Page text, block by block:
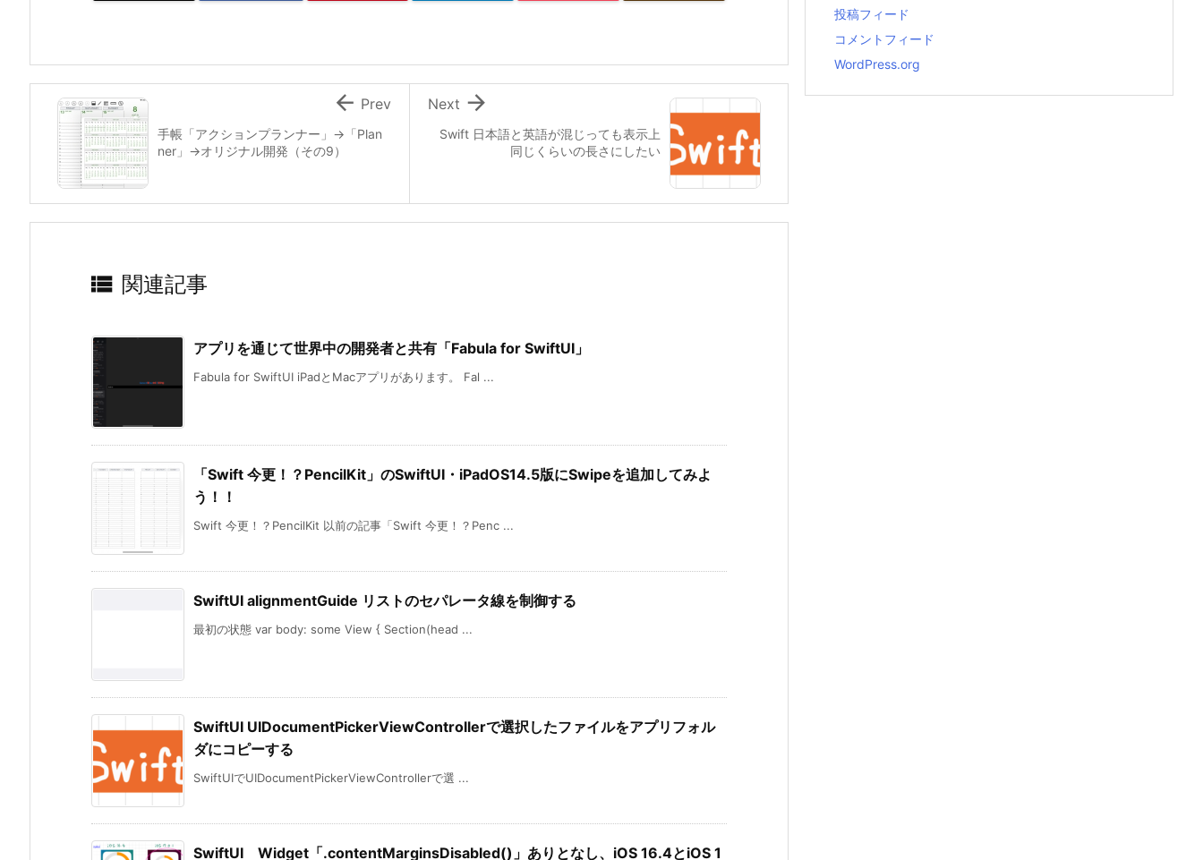
Swift 日本語と英語が混じっても表示上
同じくらいの長さにしたい

Next
手帳「アクションプランナー」→「Plan
ner」→オリジナル開発（その9）
 Prev
 関連記事
アプリを通じて世界中の開発者と共有「Fabula for SwiftUI」
Fabula for SwiftUI iPadとMacアプリがあります。 Fal ...
「Swift 今更！？PencilKit」のSwiftUI・iPadOS14.5版にSwipeを追加してみよ
う！！
Swift 今更！？PencilKit 以前の記事「Swift 今更！？Penc ...
SwiftUI alignmentGuide リストのセパレータ線を制御する
最初の状態 var body: some View { Section(head ...
SwiftUI UIDocumentPickerViewControllerで選択したファイルをアプリフォル
ダにコピーする
SwiftUIでUIDocumentPickerViewControllerで選 ...
SwiftUI Widget「.contentMarginsDisabled()」ありとなし、iOS 16.4とiOS 1
投稿フィード
コメントフィード
WordPress.org